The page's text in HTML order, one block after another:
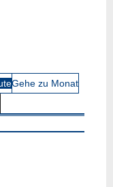
Gehe zu Monat